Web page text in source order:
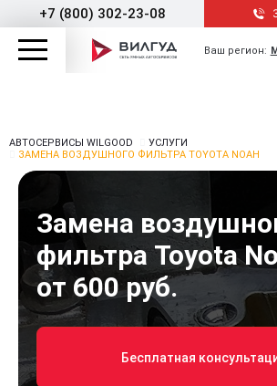
+7 (800) 302-23-08
Ваш регион:
АВТОСЕРВИСЫ WILGOOD
УСЛУГИ
ЗАМЕНА ВОЗДУШНОГО ФИЛЬТРА TOYOTA NOAH
Замена
фильтра Toyota
от 600 руб.
Бесплатная